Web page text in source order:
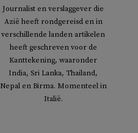
Journalist en verslaggever die
Azië heeft rondgereisd en in
verschillende landen artikelen
heeft geschreven voor de
Kanttekening, waaronder
India, Sri Lanka, Thailand,
Nepal en Birma. Momenteel in
Italië.